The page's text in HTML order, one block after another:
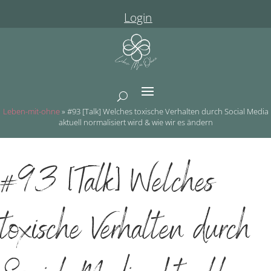
Login
Leben-mit-ohne» #93 [Talk] Welches toxische Verhalten durch Social Media
aktuell normalisiert wird & wie wir es ändern
#93 [Talk] Welches
toxische Verhalten durch